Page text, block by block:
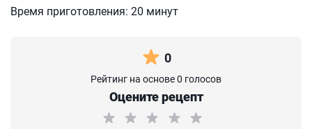
Время приготовления: 20 минут
0
Рейтинг на основе 0 голосов
Оцените рецепт